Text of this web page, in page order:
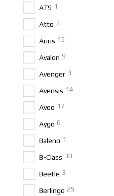
ATS 1
Atto 3
Auris 15
Avalon 9
Avenger 3
Avensis 14
Aveo 17
Aygo 6
Baleno 1
B-Class 30
Beetle 3
Berlingo 25